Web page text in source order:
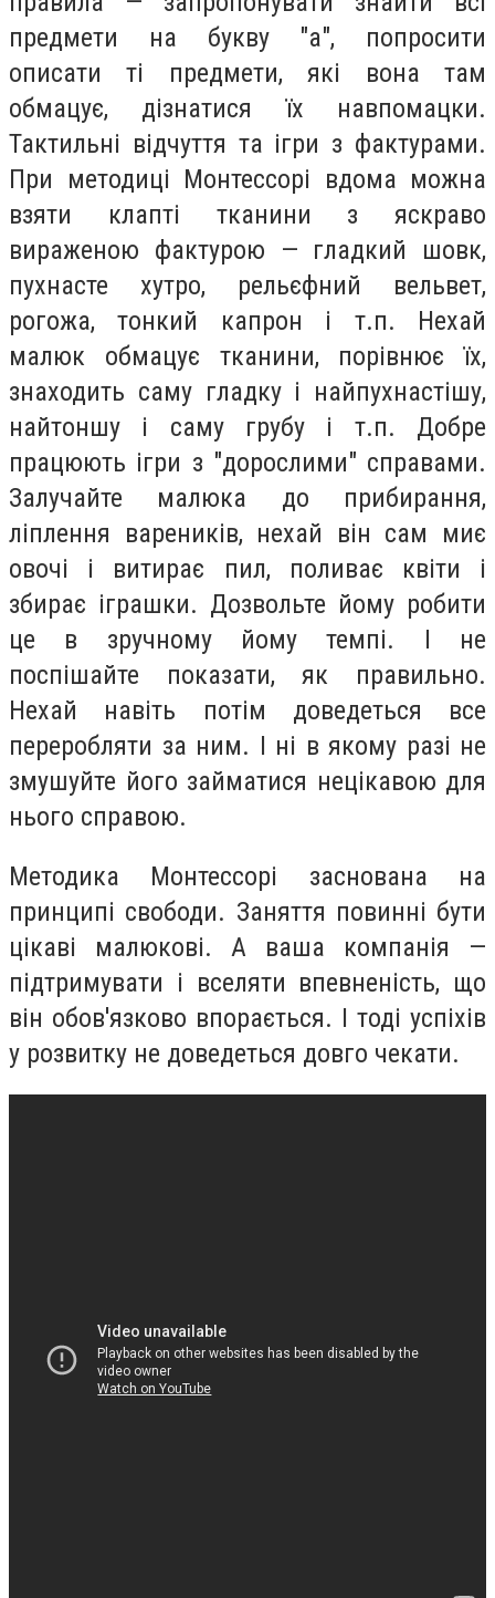
предмети на букву "а", попросити
описати ті предмети, які вона там
обмацує, дізнатися їх навпомацки.
Тактильні відчуття та ігри з фактурами.
При методиці Монтессорі вдома можна
взяти клапті тканини з яскраво
вираженою фактурою — гладкий шовк,
пухнасте хутро, рельєфний вельвет,
рогожа, тонкий капрон і т.п. Нехай
малюк обмацує тканини, порівнює їх,
знаходить саму гладку і найпухнастішу,
найтоншу і саму грубу і т.п. Добре
працюють ігри з "дорослими" справами.
Залучайте малюка до прибирання,
ліплення вареників, нехай він сам миє
овочі і витирає пил, поливає квіти і
збирає іграшки. Дозвольте йому робити
це в зручному йому темпі. І не
поспішайте показати, як правильно.
Нехай навіть потім доведеться все
переробляти за ним. І ні в якому разі не
змушуйте його займатися нецікавою для
нього справою.
Методика Монтессорі заснована на
принципі свободи. Заняття повинні бути
цікаві малюкові. А ваша компанія —
підтримувати і вселяти впевненість, що
він обов'язково впорається. І тоді успіхів
у розвитку не доведеться довго чекати.